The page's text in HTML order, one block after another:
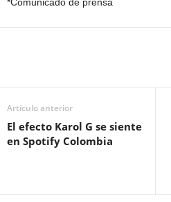
Artículo anterior
El efecto Karol G se siente
en Spotify Colombia